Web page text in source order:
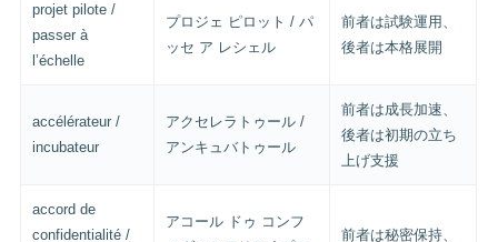
projet pilote /
passer à
l’échelle
プロジェ ピロット / パ
ッセ ア レシェル
前者は試験運用、
後者は本格展開
accélérateur /
incubateur
アクセレラトゥール /
アンキュバトゥール
前者は成長加速、
後者は初期の立ち
上げ支援
accord de
confidentialité /
アコール ドゥ コンフ
前者は秘密保持、